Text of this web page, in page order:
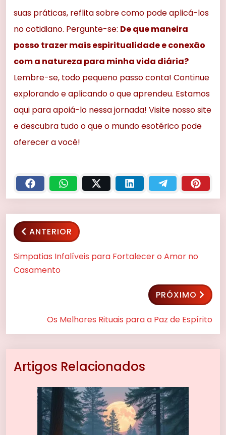
suas práticas, reflita sobre como pode aplicá-los
no cotidiano. Pergunte-se: De que maneira
posso trazer mais espiritualidade e conexão
com a natureza para minha vida diária?
Lembre-se, todo pequeno passo conta! Continue
explorando e aplicando o que aprendeu. Estamos
aqui para apoiá-lo nessa jornada! Visite nosso site
e descubra tudo o que o mundo esotérico pode
oferecer a você!
ANTERIOR
Simpatias Infalíveis para Fortalecer o Amor no
Casamento
PRÓXIMO
Os Melhores Rituais para a Paz de Espírito
Artigos Relacionados